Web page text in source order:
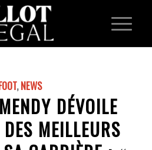
,NEWS
DÉVOILE
MEILLEURS